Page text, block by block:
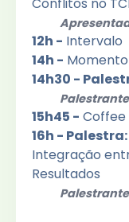
12h - Intervalo
14h -
14h30 -
15h45 -
16h - Palestra:
Integração
Resultados